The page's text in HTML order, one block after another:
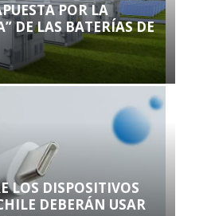
POR LA
DE LAS BATERÍAS DE
LOS DISPOSITIVOS
DEBERÁN USAR